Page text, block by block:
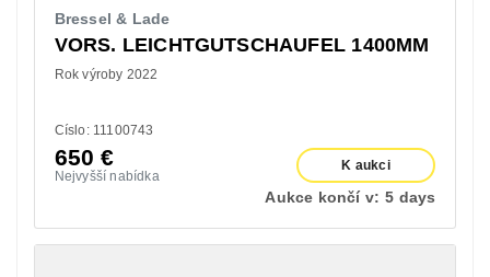
Bressel & Lade
VORS. LEICHTGUTSCHAUFEL 1400MM
Rok výroby 2022
Císlo: 11100743
650€
Nejvyšší nabídka
K aukci
Aukce končí v: 5 days